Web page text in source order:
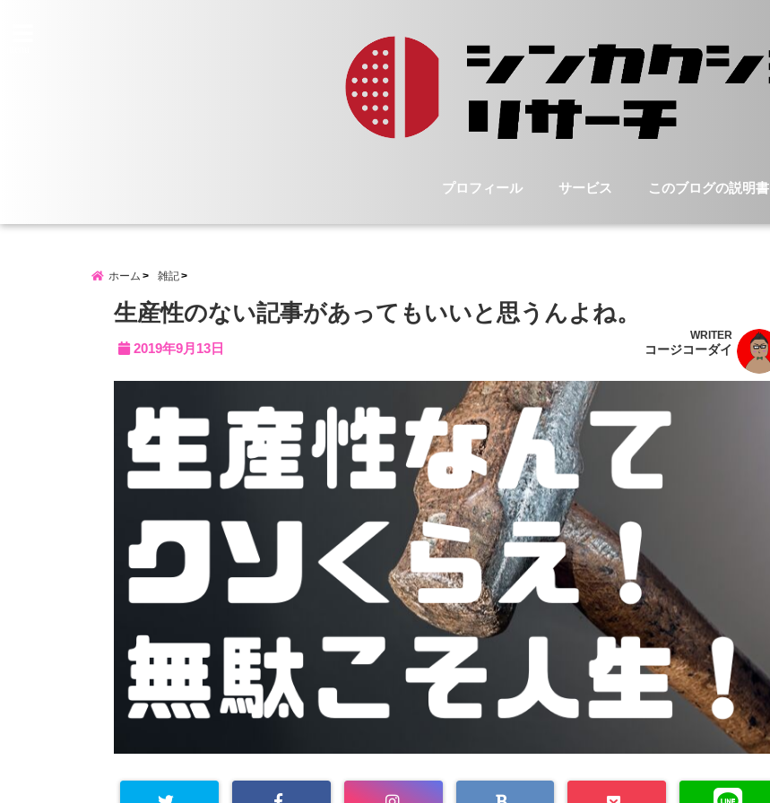
プロフィール サービス このブログの説明書
ホーム 雑記
生産性のない記事があってもいいと思うんよね。
2019年9月13日
WRITER
コージコーダイ